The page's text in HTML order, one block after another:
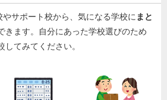
サポート校から、気になる学校に まと
きます。自分にあった学校選びのため
てみてください。